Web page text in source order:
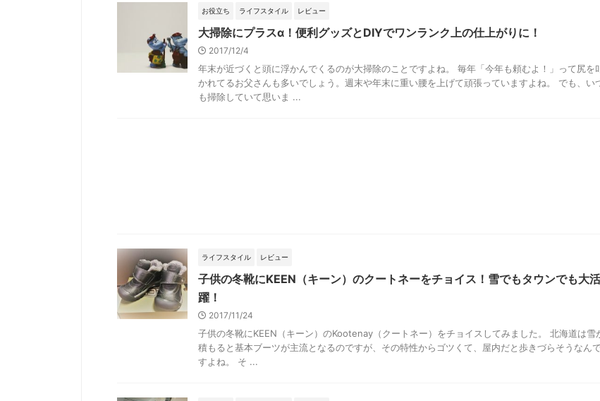
お役立ち ライフスタイル レビュー
大掃除にプラスα！便利グッズとDIYでワンランク上の仕上がりに！
2017/12/4
年末が近づくと頭に浮かんでくるのが大掃除のことですよね。 毎年「今年も頼むよ！」って尻を
かれてるお父さんも多いでしょう。週末や年末に重い腰を上げて頑張っていますよね。 でも、い
も掃除していて思いま ...
ライフスタイル レビュー
子供の冬靴にKEEN（キーン）のクートネーをチョイス！雪でもタウンでも大活
躍！
2017/11/24
子供の冬靴にKEEN（キーン）のKootenay（クートネー）をチョイスしてみました。 北海道は雪
積もると基本ブーツが主流となるのですが、その特性からゴツくて、屋内だと歩きづらそうなん
すよね。 そ ...